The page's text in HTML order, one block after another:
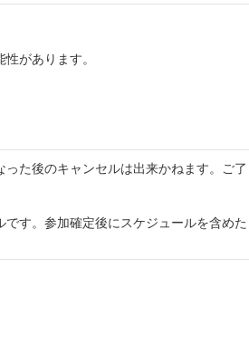
があります。
た後のキャンセルは出来かねます。ご了
す。参加確定後にスケジュールを含めた